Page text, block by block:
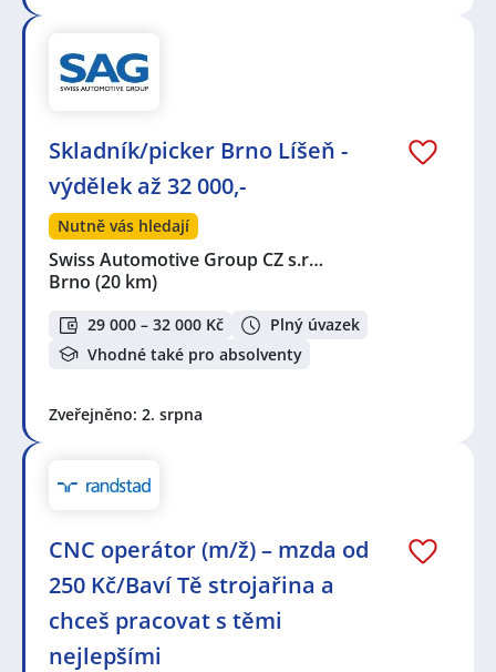
Skladník/picker Brno Líšeň -
výdělek až 32 000,-
Nutně vás hledají
Swiss Automotive Group CZ s.r…
Brno (20 km)
29 000 – 32 000 Kč
Plný úvazek
Vhodné také pro absolventy
Zveřejněno: 2. srpna
CNC operátor (m/ž) – mzda od
250 Kč/Baví Tě strojařina a
chceš pracovat s těmi
nejlepšími